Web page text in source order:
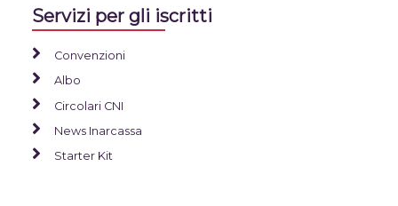
Servizi per gli iscritti
Convenzioni
Albo
Circolari CNI
News Inarcassa
Starter Kit